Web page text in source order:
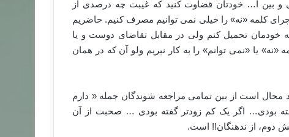
بین ا… خودتان قضاوت کنید که غیبت چه درصدی از
کلمه «نه» را خیلی نمی توانیم مصرف کنیم. حاضریم
خودمان تحمیل کنم ولی در مقابل تقاضای دوست و یا
یا «نمی توانم» را به کار نبریم ولو آن که در همان
محال است از بین تمامی مراجعه شوندگان جمله « دارم
بودی… اگر یک کم زودتر گفته بودی … صحبت از آن
دوم، از ندهنگان!! است.